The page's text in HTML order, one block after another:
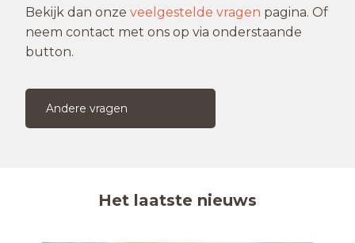
Bekijk dan onze veelgestelde vragen pagina. Of
neem contact met ons op via onderstaande
button.
Andere vragen
Het laatste nieuws